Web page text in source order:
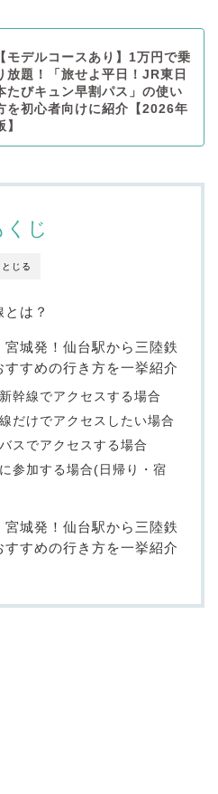
【モデルコースあり】1万円で乗
放題！「旅せよ平日！JR東日
たびキュン早割パス」の使い
を初心者向けに紹介【2026年
】
とじる
くじ
は？
宮城発！仙台駅から三陸鉄
すめの行き方を一挙紹介
幹線でアクセスする場合
だけでアクセスしたい場合
スでアクセスする場合
参加する場合(日帰り・宿
宮城発！仙台駅から三陸鉄
すめの行き方を一挙紹介